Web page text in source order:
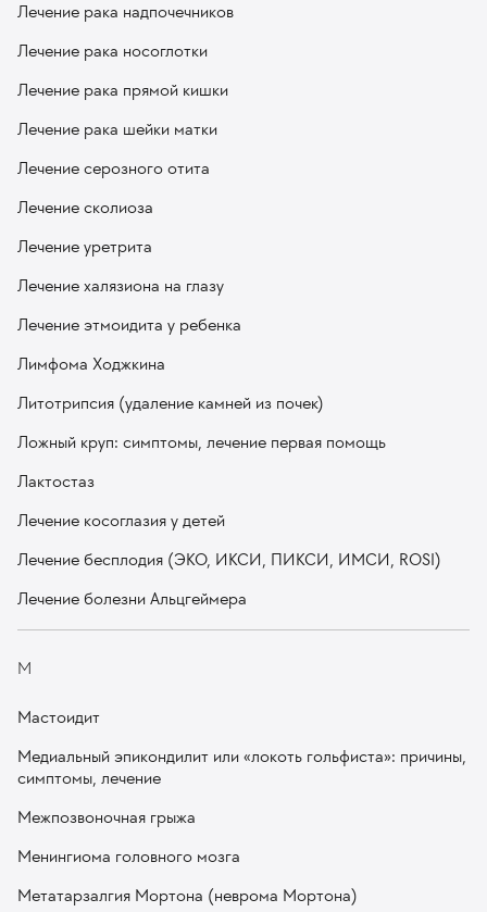
Лечение рака надпочечников
Лечение рака носоглотки
Лечение рака прямой кишки
Лечение рака шейки матки
Лечение серозного отита
Лечение сколиоза
Лечение уретрита
Лечение халязиона на глазу
Лечение этмоидита у ребенка
Лимфома Ходжкина
Литотрипсия (удаление камней из почек)
Ложный круп: симптомы, лечение первая помощь
Лактостаз
Лечение косоглазия у детей
Лечение бесплодия (ЭКО, ИКСИ, ПИКСИ, ИМСИ, ROSI)
Лечение болезни Альцгеймера
М
Мастоидит
Медиальный эпикондилит или «локоть гольфиста»: причины,
симптомы, лечение
Межпозвоночная грыжа
Менингиома головного мозга
Метатарзалгия Мортона (неврома Мортона)